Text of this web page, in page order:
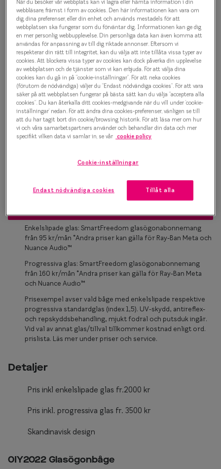
Olika
Taberg
1 500 kr
Välj färg:
Grå
Bågstorlek
S
L
Osäker på vilken storlek du har? Se vår
Enkelslipade glas: SmartFreedom glasögonabonnemang
från 95 kr/mån *Andra priser kan gälla för Ray-Ban Meta och
Nuance Audio™
Progressiva glas: SmartFreedom glasögonabonnemang
från 160 kr/mån *Andra priser kan gälla för Ray-Ban Meta
och Nuance Audio™
Prisexempel avser vald båge med enkelslipade respektive
progressiva standardglas (index 1,5). UV-skydd, antireflex-
och repskyddsbehandling, mjukt fodral och putsduk ingår.
Vid val av annat glas/tillval tillkommer kostnad enligt ord.
prislista. Läs mer under priser och service.
Detaljer
Pris inkl enkelslipade glas fr.2000 kr
Pris inkl. progressiva glas fr. 3500 kr
Skandinavisk design
0IY2022 Glasögonbåge
När du besöker vår webbplats kan vi lagra eller hämta information i din
webbläsare, främst i form av cookies. Den här informationen kan vara om
dig, dina preferenser, eller din enhet och används mestadels för att
webbplatsen ska fungerar som du förväntar dig. Informationen kan ge dig
en mer personlig webbupplevelse. Din personliga data kan även komma att
användas för anpassning av till dig riktade annonser. Eftersom vi
respekterar din rätt till integritet, kan du välja att inte tillåta vissa typer av
cookies. Att blockera vissa typer av cookies kan dock påverka din upplevelse
av webbplatsen och de tjänster som vi kan erbjuda. För att välja dina
cookies kan du gå in på ”cookie-inställningar”. För att neka cookies
(förutom de nödvändiga) väljer du ”Endast nödvändiga cookies”. För att vara
säker på att webbplatsen fungerar på bästa sätt kan du välja ”acceptera alla
cookies”. Du kan återkalla ditt cookies-medgivande när du vill under ’cookie-
inställningar’ nedan. För att ändra dina cookies-preferenser, vänligen se till
att du har tagit bort din cookie/browsing historik. För att läsa mer om hur
vi och våra samarbetspartners använder och behandlar din data och mer
specifikt vilken data vi samlar in, se vår cookie policy
Cookie-inställningar
Endast nödvändiga cookies Tillåt alla